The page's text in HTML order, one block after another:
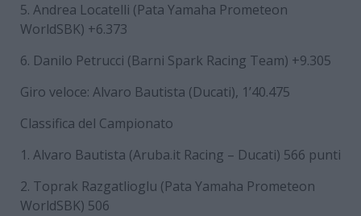
5. Andrea Locatelli (Pata Yamaha Prometeon
WorldSBK) +6.373
6. Danilo Petrucci (Barni Spark Racing Team) +9.305
Giro veloce: Alvaro Bautista (Ducati), 1’40.475
Classifica del Campionato
1. Alvaro Bautista (Aruba.it Racing – Ducati) 566 punti
2. Toprak Razgatlioglu (Pata Yamaha Prometeon
WorldSBK) 506